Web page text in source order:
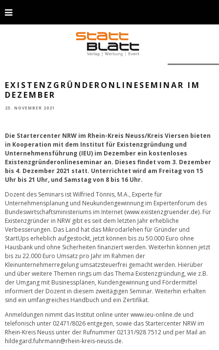
EXISTENZGRÜNDERONLINESEMINAR IM
DEZEMBER
23. NOVEMBER 2021
Die Startercenter NRW im Rhein-Kreis Neuss/Kreis Viersen bieten
in Kooperation mit dem Institut für Existenzgründung und
Unternehmensführung (IEU) im Dezember ein kostenloses
Existenzgründeronlineseminar an. Dieses findet vom 3. Dezember
bis 4. Dezember 2021 statt. Unterrichtet wird am Freitag von 15
Uhr bis 21 Uhr, und Samstag von 8 bis 16 Uhr.
Dozent des Seminars ist Wilfried Tönnis, M.A., Experte für
Unternehmensplanung und Neukundengewinnung im Expertenforum des
Bundeswirtschaftsministeriums im Internet (www.existenzgruender.de). Für
Existenzgründer in NRW gibt es seit dem letzten Jahr erhebliche
Verbesserungen. Das Land hat das Mikrodarlehen für Gründer und
StartUps erheblich aufgestockt, jetzt können bis zu 50.000 Euro ohne
Hausbank und ohne Sicherheiten finanziert werden. Weiterhin können jetzt
bis zu 22.000 Euro Umsatz pro Jahr im Rahmen der
Kleinunternehmerregelung umsatzsteuerfrei gemacht werden. Hierüber
und über weitere Themen rings um das Thema Existenzgründung, wie z.B.
der Umgang mit Businessplänen, Kundengewinnung und Fördermittel
informiert der Dozent in diesem zweitägigen Seminar. Weiterhin erhalten
sind ein umfangreiches Handbuch und ein Zertifikat.
Anmeldungen nimmt das Institut online unterwww.ieu-online.de und
telefonisch unter 02471/8026 entgegen, sowie das Startercenter NRW im
Rhein-Kreis Neuss unter der Rufnummer 02131/928 7512 und per Mail an
hildegard.fuhrmann@rhein-kreis-neuss.de.